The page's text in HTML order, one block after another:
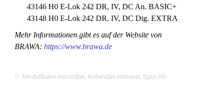
43146 H0 E-Lok 242 DR, IV, DC An. BASIC+
43148 H0 E-Lok 242 DR, IV, DC Dig. EXTRA
Mehr Informationen gibt es auf der Website von
BRAWA: https://www.brawa.de
Modellbahn-Hersteller, Rollendes Material , Spur H0